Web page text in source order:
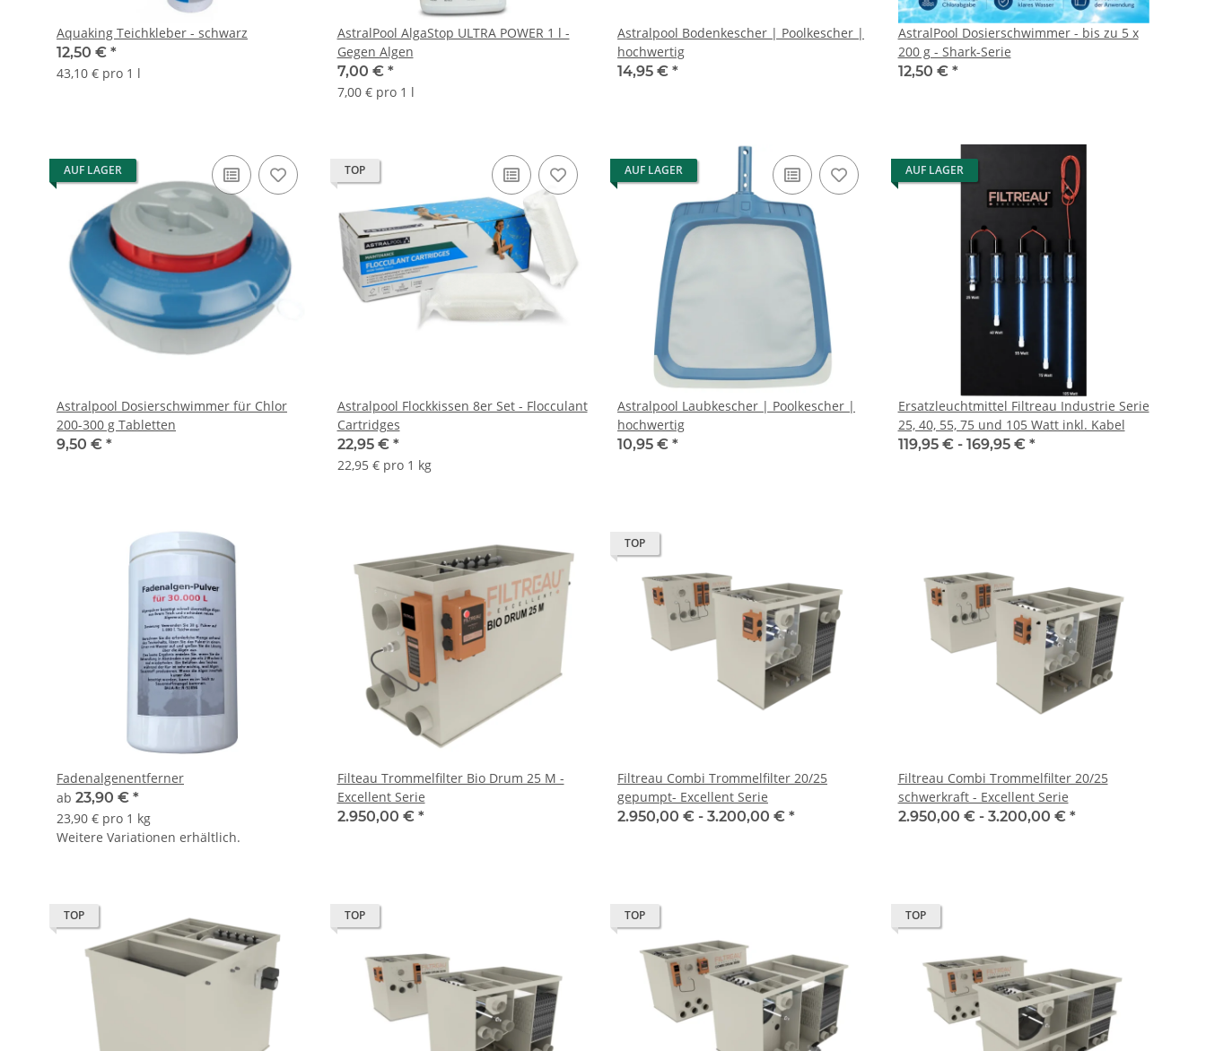
Aquaking Teichkleber - schwarz
12,50 € *
43,10 € pro 1 l
AstralPool AlgaStop ULTRA POWER 1 l -
Gegen Algen
7,00 € *
7,00 € pro 1 l
Astralpool Bodenkescher | Poolkescher |
hochwertig
14,95 € *
AstralPool Dosierschwimmer - bis zu 5 x
200 g - Shark-Serie
12,50 € *
AUF LAGER
Astralpool Dosierschwimmer für Chlor
200-300 g Tabletten
9,50 € *
TOP
Astralpool Flockkissen 8er Set - Flocculant
Cartridges
22,95 € *
22,95 € pro 1 kg
AUF LAGER
Astralpool Laubkescher | Poolkescher |
hochwertig
10,95 € *
AUF LAGER
Ersatzleuchtmittel Filtreau Industrie Serie
25, 40, 55, 75 und 105 Watt inkl. Kabel
119,95 € - 169,95 € *
Fadenalgenentferner
ab 23,90 € *
23,90 € pro 1 kg
Weitere Variationen erhältlich.
Filteau Trommelfilter Bio Drum 25 M -
Excellent Serie
2.950,00 € *
TOP
Filtreau Combi Trommelfilter 20/25
gepumpt- Excellent Serie
2.950,00 € - 3.200,00 € *
Filtreau Combi Trommelfilter 20/25
schwerkraft - Excellent Serie
2.950,00 € - 3.200,00 € *
TOP TOP TOP TOP